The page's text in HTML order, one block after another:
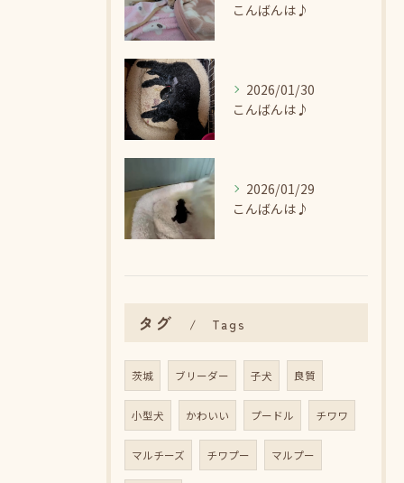
こんばんは♪
2026/01/30
こんばんは♪
2026/01/29
こんばんは♪
タグ Tags
茨城 ブリーダー 子犬 良質
小型犬 かわいい プードル チワワ
マルチーズ チワプー マルプー